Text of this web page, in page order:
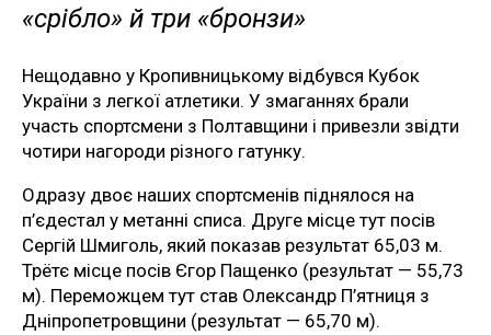
«срібло» й три «бронзи»
Нещодавно у Кропивницькому відбувся Кубок
України з легкої атлетики. У змаганнях брали
участь спортсмени з Полтавщини і привезли звідти
чотири нагороди різного гатунку.
Одразу двоє наших спортсменів піднялося на
п’єдестал у метанні списа. Друге місце тут посів
Сергій Шмиголь, який показав результат 65,03 м.
Трётє місце посів Єгор Пащенко (результат — 55,73
м). Переможцем тут став Олександр П’ятниця з
Дніпропетровщини (результат — 65,70 м).